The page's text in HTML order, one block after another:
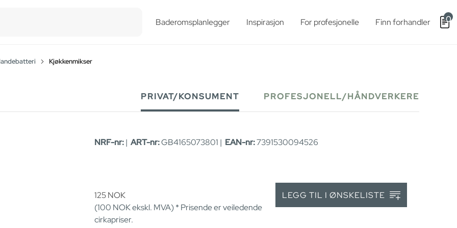
Baderomsplanlegger Inspirasjon For profesjonelle Finn forhandler 0
Kjøkkenmikser
PRIVAT/KONSUMENT PROFESJONELL/HÅNDVERKERE
NRF-nr:| ART-nr:GB4165073801 | EAN-nr:7391530094526
125NOK
(100 NOKekskl. MVA) * Prisende er veiledende
cirkapriser.
LEGG TIL I ØNSKELISTE